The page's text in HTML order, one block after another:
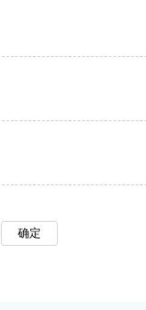
确定